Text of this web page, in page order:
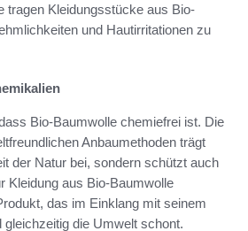
tragen Kleidungsstücke aus Bio-
und Hautirritationen zu
Bio-Baumwolle chemiefrei ist. Die
Anbaumethoden trägt
der Natur bei, sondern schützt auch
Kleidung aus Bio-Baumwolle
das im Einklang mit seinem
gleichzeitig die Umwelt schont.